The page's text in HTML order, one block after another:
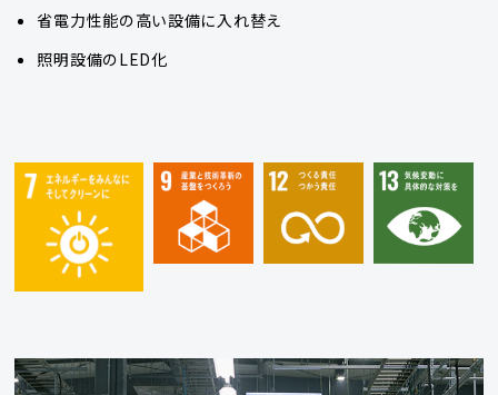
省電力性能の高い設備に入れ替え
照明設備のLED化